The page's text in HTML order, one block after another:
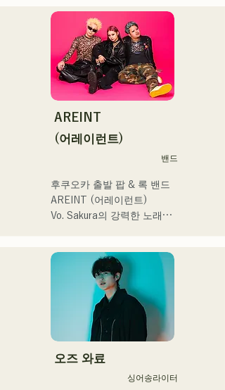
滑走屋場内アナウンス、ク
リスマスアドベント、イス
ラデサルサ、福岡ウィニン
グスピリッツのスタジアム
DJ、金鷲旗、山笠関連イベ
ント、地域イベント、
summit)、福岡市武道館オー
プニング記念イベント,結婚
す。
アーティストの日本人父と
アメリカ人母から生まれた
2024年10月より音楽活動を
福岡を中心にブッキングラ
イブや路上ライブなど精力
的に活動を行っている。
2025年11月22日にはファー
催。
시 및 전국투어 감행
소설을 바탕으로 한 즐겁고
어딘가 애수있는 곡에 주목!
!
AREINT
(어레이런트)
밴드
후쿠오카 출발 팝 & 록 밴드
AREINT (어레이런트)
Vo. Sakura의 강력한 노래
SHO에 의해 만들어지는 악
곡은 캐치에서 어딘가 익숙
한 록 사운드가 특징이며 독
특한 AREINT 사운드를 만들
어 내고있다.
「KBC 라디오 호크스 중계
2024」의 오프닝곡에
오즈 와료
싱어송라이터